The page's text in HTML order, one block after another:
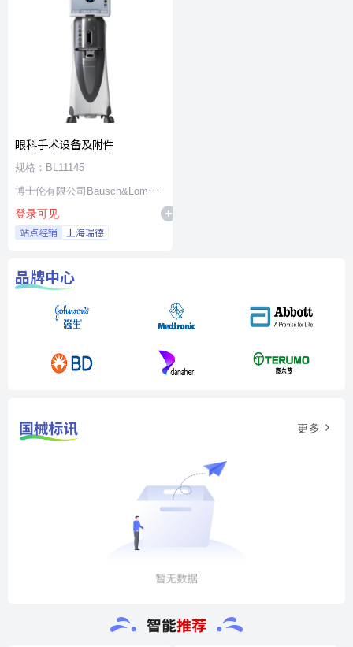
眼科手术设备及附件
规格：BL11145
博士伦有限公司Bausch&Lomb
Incorporated
登录可见
站点经销 上海瑞德
品牌中心